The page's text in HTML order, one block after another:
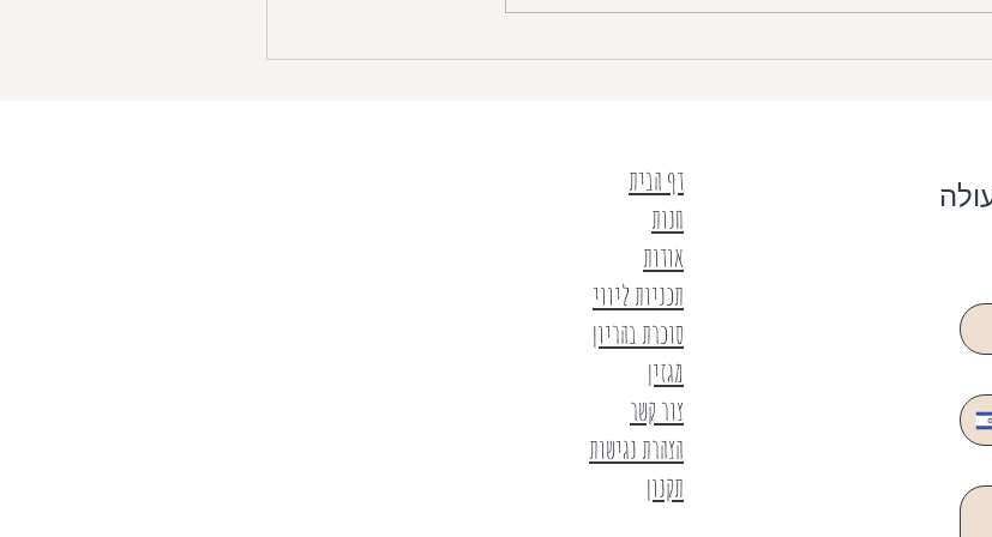
דף הבית
חנות
אודות
תכניות ליווי
סוכרת בהריון
מגזין
צור קשר
הצהרת נגישות
תקנון